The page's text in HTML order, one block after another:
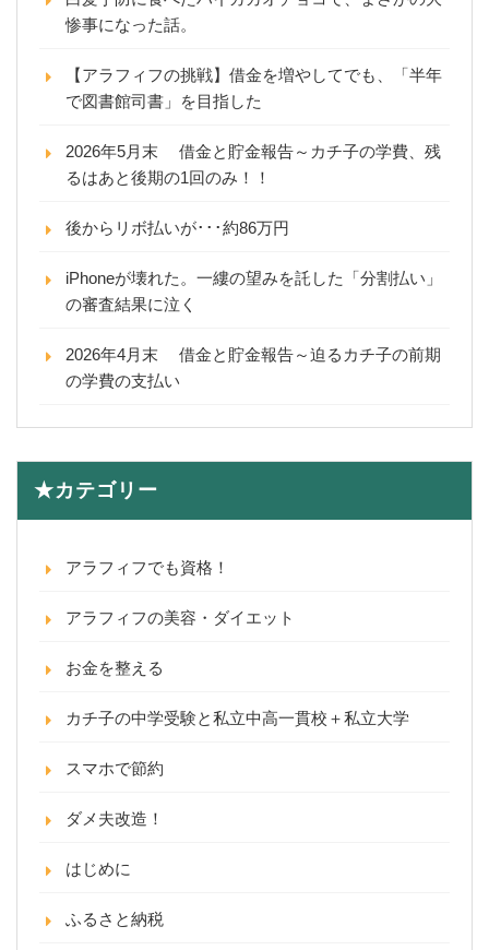
惨事になった話。
【アラフィフの挑戦】借金を増やしてでも、「半年
で図書館司書」を目指した
2026年5月末 借金と貯金報告～カチ子の学費、残
るはあと後期の1回のみ！！
後からリボ払いが･･･約86万円
iPhoneが壊れた。一縷の望みを託した「分割払い」
の審査結果に泣く
2026年4月末 借金と貯金報告～迫るカチ子の前期
の学費の支払い
★カテゴリー
アラフィフでも資格！
アラフィフの美容・ダイエット
お金を整える
カチ子の中学受験と私立中高一貫校＋私立大学
スマホで節約
ダメ夫改造！
はじめに
ふるさと納税